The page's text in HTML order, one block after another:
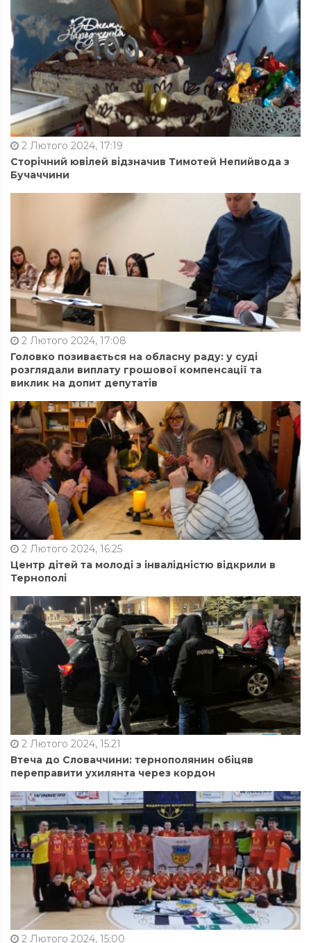
2 Лютого 2024, 17:19
Сторічний ювілей відзначив Тимотей Непийвода з
Бучаччини
2 Лютого 2024, 17:08
Головко позивається на обласну раду: у суді
розглядали виплату грошової компенсації та
виклик на допит депутатів
2 Лютого 2024, 16:25
Центр дітей та молоді з інвалідністю відкрили в
Тернополі
2 Лютого 2024, 15:21
Втеча до Словаччини: тернополянин обіцяв
переправити ухилянта через кордон
2 Лютого 2024, 15:00